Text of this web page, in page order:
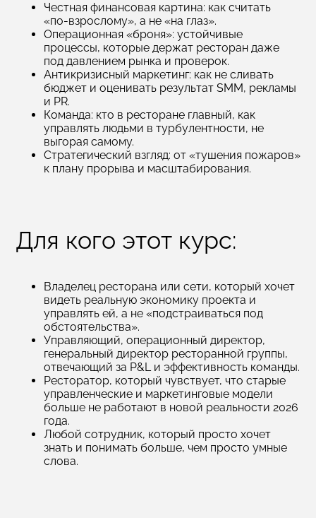
Честная финансовая картина: как считать
«по‑взрослому», а не «на глаз».
Операционная «броня»: устойчивые
процессы, которые держат ресторан даже
под давлением рынка и проверок.
Антикризисный маркетинг: как не сливать
бюджет и оценивать результат SMM, рекламы
и PR.
Команда: кто в ресторане главный, как
управлять людьми в турбулентности, не
выгорая самому.
Стратегический взгляд: от «тушения пожаров»
к плану прорыва и масштабирования.
Для кого этот курс:
Владелец ресторана или сети, который хочет
видеть реальную экономику проекта и
управлять ей, а не «подстраиваться под
обстоятельства».
Управляющий, операционный директор,
генеральный директор ресторанной группы,
отвечающий за P&L и эффективность команды.
Ресторатор, который чувствует, что старые
управленческие и маркетинговые модели
больше не работают в новой реальности 2026
года.
Любой сотрудник, который просто хочет
знать и понимать больше, чем просто умные
слова.